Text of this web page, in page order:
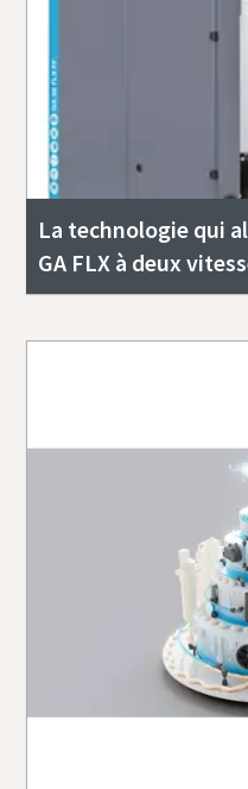
La technologie qui
GA FLX à deux